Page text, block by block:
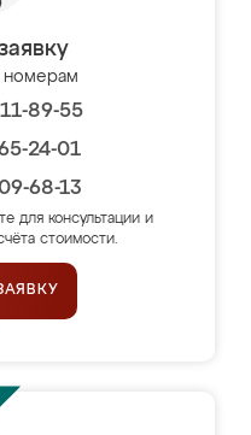
номерам
89-55
24-01
68-13
для консультации и
стоимости.